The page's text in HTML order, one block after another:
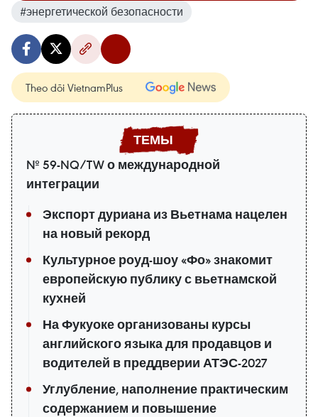
#энергетической безопасности
Theo dõi VietnamPlus
№ 59-NQ/TW о международной
интеграции
Экспорт дуриана из Вьетнама нацелен
на новый рекорд
Культурное роуд-шоу «Фо» знакомит
европейскую публику с вьетнамской
кухней
На Фукуоке организованы курсы
английского языка для продавцов и
водителей в преддверии АТЭС-2027
Углубление, наполнение практическим
содержанием и повышение